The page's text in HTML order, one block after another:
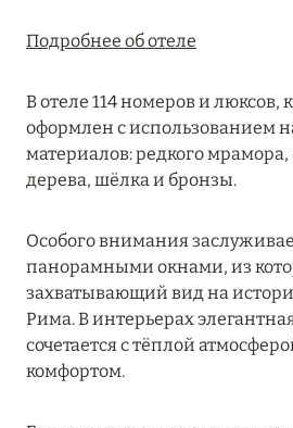
13 февраля 2025
MANDARIN ORIENTAL
СКИДКИ ДО 30 % ОТ СУММЫ
РАЗМЕЩЕНИЕ ВЕСНОЙ
Подробнее
11 декабря 2024
RIXOS PREMIUM SAADIYAT
КОНЦЕПЦИЯ «ВСЁ
Подробнее об отеле
В отеле 114 номеров и
оформлен с использованием
материалов: редкого
дерева, шёлка и бронзы.
Особого внимания
панорамными окнами, из
захватывающий вид на
Рима. В интерьерах
сочетается с тёплой
комфортом.